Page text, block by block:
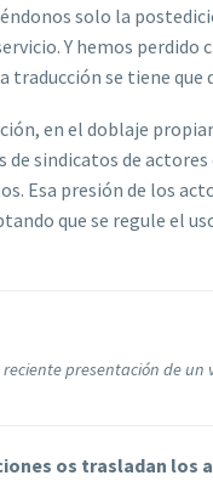
solo la
Y hemos perdido
traducción se tiene que
en el doblaje
sindicatos de
Esa presión de los
que se regule el
presentación de un
os trasladan